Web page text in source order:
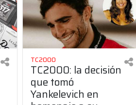
TC2000
TC2000: la decisión
que tomó
Yankelevich en